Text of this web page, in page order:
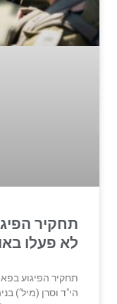
תחקיר
לא פעלו
תחקיר הפיגוע
הי"ד וסרן (מיל’)